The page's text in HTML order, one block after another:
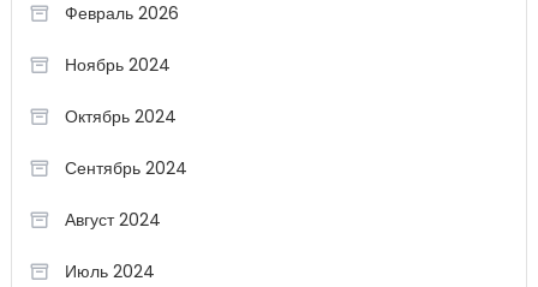
Февраль 2026
Ноябрь 2024
Октябрь 2024
Сентябрь 2024
Август 2024
Июль 2024